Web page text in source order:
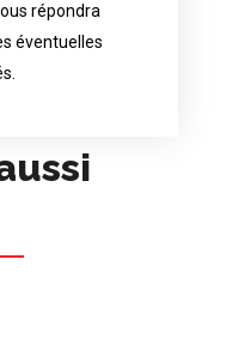
répondra
éventuelles
of your
in great